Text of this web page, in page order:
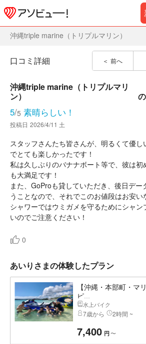
沖縄triple marine（トリプルマリン）
前へ
口コミ詳細
沖縄triple marine（トリプルマリ
ン）
5/5 素晴らしい！
投稿日 2026/4/11 土
スタッフさんたち皆さんが、明るくて優
でとても楽しかったです！
私は久しぶりのバナナボート等で、彼は初
も大満足です！
また、GoProも貸していただき、後日デー
うことなので、それでこのお値段はお安い
シャワーではウミガメを守るためにシャ
いのでご注意ください！
0
あいりさまの体験したプラン
【沖縄・本部町・マ
ピ...
水上バイク
7歳から 2時間 ~
7,400 円 〜